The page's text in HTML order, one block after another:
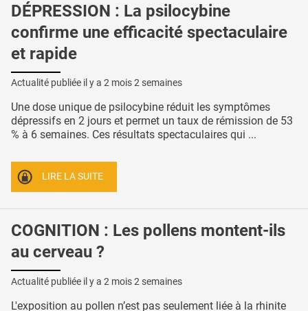
DÉPRESSION : La psilocybine
confirme une efficacité spectaculaire
et rapide
Actualité publiée il y a 2 mois 2 semaines
Une dose unique de psilocybine réduit les symptômes
dépressifs en 2 jours et permet un taux de rémission de 53
% à 6 semaines. Ces résultats spectaculaires qui ...
LIRE LA SUITE
COGNITION : Les pollens montent-ils
au cerveau ?
Actualité publiée il y a 2 mois 2 semaines
L'exposition au pollen n’est pas seulement liée à la rhinite